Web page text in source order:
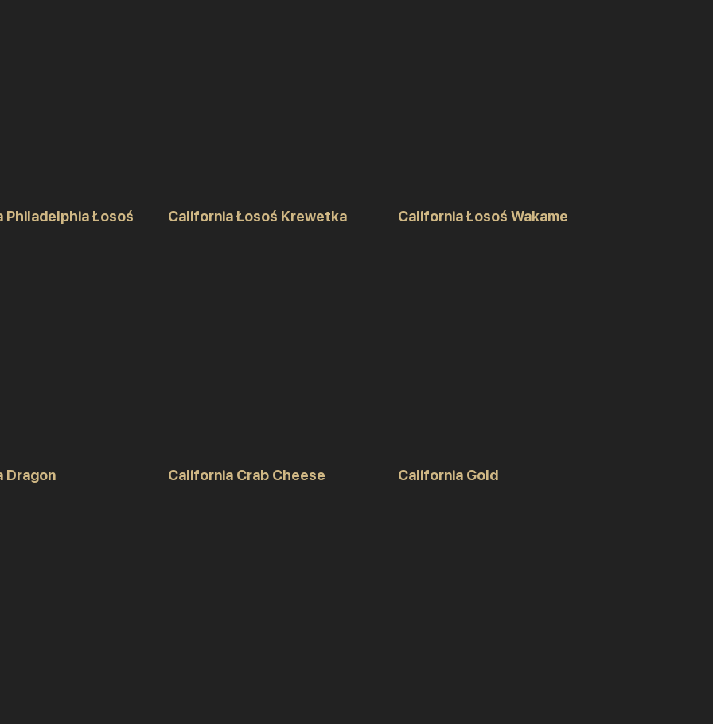
Philadelphia Łosoś California Łosoś Krewetka California Łosoś Wakame
Dragon California Crab Cheese California Gold